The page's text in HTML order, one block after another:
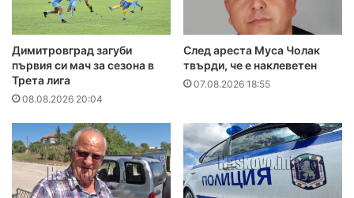
Димитровград загуби
първия си мач за сезона в
Трета лига
08.08.2026 20:04
След ареста Муса Чолак
твърди, че е наклеветен
07.08.2026 18:55